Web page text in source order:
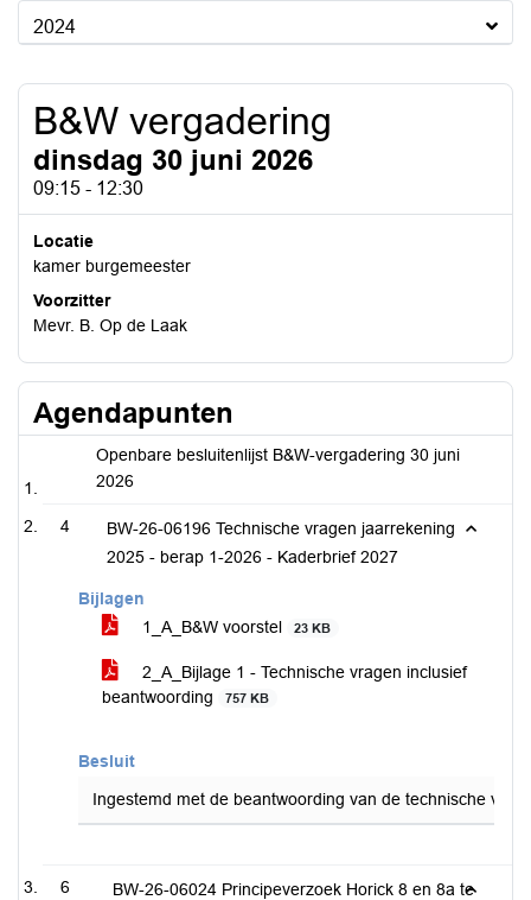
2024
B&W vergadering
dinsdag 30 juni 2026
09:15 - 12:30
Locatie
kamer burgemeester
Voorzitter
Mevr. B. Op de Laak
Agendapunten
Openbare besluitenlijst B&W-vergadering 30 juni
2026
4
BW-26-06196 Technische vragen jaarrekening
2025 - berap 1-2026 - Kaderbrief 2027
Bijlagen
1_A_B&W voorstel
23 KB
2_A_Bijlage 1 - Technische vragen inclusief
beantwoording
757 KB
Besluit
Ingestemd met de beantwoording van de technische
6
BW-26-06024 Principeverzoek Horick 8 en 8a te